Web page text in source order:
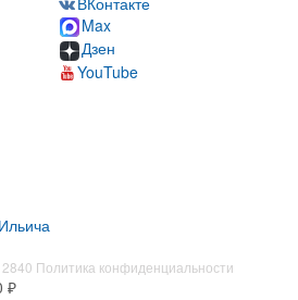
Max
Дзен
YouTube
Политика конфиденциальности
₽